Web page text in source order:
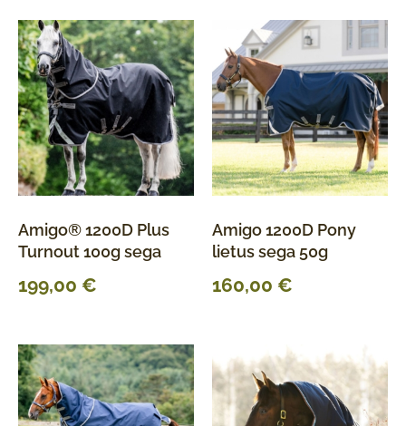
Amigo® 1200D Plus
Turnout 100g sega
199,00 €
Amigo 1200D Pony
lietus sega 50g
160,00 €